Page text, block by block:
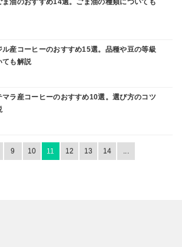
ま油のおすすめ14選。ごま油の種類についても
ル産コーヒーのおすすめ15選。品種や豆の等級
ても解説
マラ産コーヒーのおすすめ10選。選び方のコツ
9 10 11 12 13 14 ...